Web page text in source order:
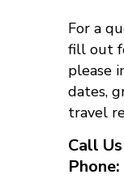
For a
fill out
please
dates,
travel
Call